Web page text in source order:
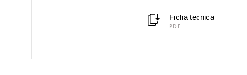
Ficha técnica
PDF